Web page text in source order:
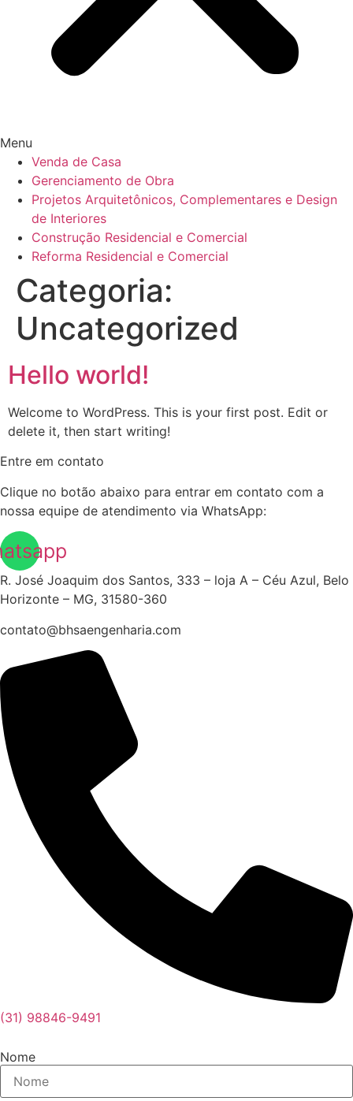
Menu
Venda de Casa
Gerenciamento de Obra
Projetos Arquitetônicos, Complementares e Design
de Interiores
Construção Residencial e Comercial
Reforma Residencial e Comercial
Categoria:
Uncategorized
Hello world!
Welcome to WordPress. This is your first post. Edit or
delete it, then start writing!
Entre em contato
Clique no botão abaixo para entrar em contato com a
nossa equipe de atendimento via WhatsApp:
R. José Joaquim dos Santos, 333 – loja A – Céu Azul, Belo
Horizonte – MG, 31580-360
contato@bhsaengenharia.com
(31) 98846-9491
Nome